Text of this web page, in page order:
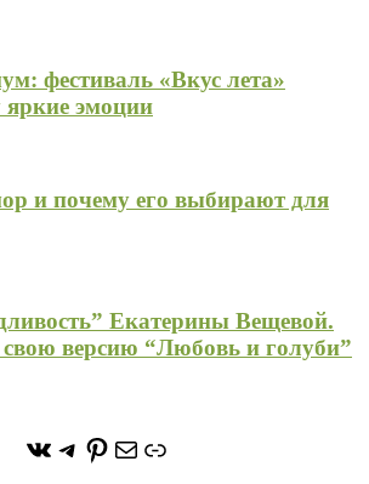
фестиваль «Вкус лета»
яркие эмоции
и почему его выбирают для
Екатерины Вещевой.
версию “Любовь и голуби”
https://vk.com/
https://t.me/stoneforest
https://
ПочтаСсылка